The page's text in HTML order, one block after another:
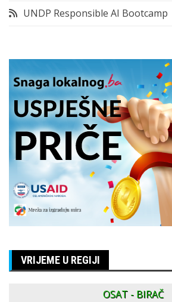
UNDP Responsible AI Bootcamp
VRIJEME U REGIJI
OSAT - BIRAČ